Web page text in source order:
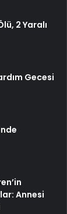
2 Yaralı
Gecesi
Annesi